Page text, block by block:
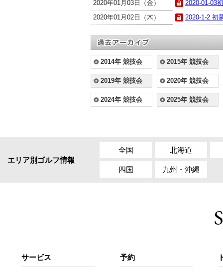
2020年01月03日（金）
2020-01-03
2020年01月02日（木）
2020-1-2 初
2014年 競技会 2015年 競技会
2019年 競技会 2020年 競技会
2024年 競技会 2025年 競技会
エリア別ゴルフ情報
全国 北海道
四国 九州・沖縄
サービス 予約